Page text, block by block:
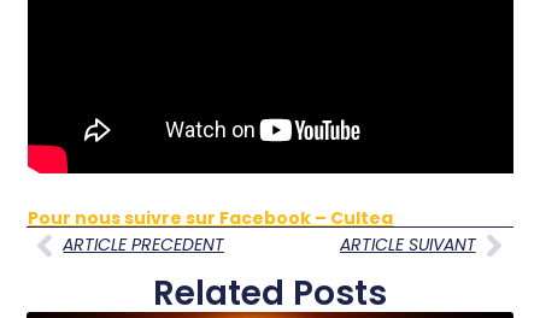
Pour nous suivre sur Facebook – Cultea
ARTICLE PRECEDENT
ARTICLE SUIVANT
Related Posts